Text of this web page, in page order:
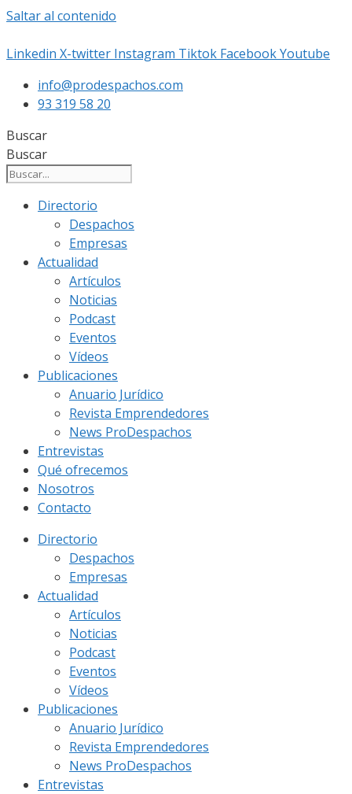
Saltar al contenido
Linkedin X-twitter Instagram Tiktok FacebookYoutube
info@prodespachos.com
93 319 58 20
Buscar
Buscar
Directorio
Despachos
Empresas
Actualidad
Artículos
Noticias
Podcast
Eventos
Vídeos
Publicaciones
Anuario Jurídico
Revista Emprendedores
News ProDespachos
Entrevistas
Qué ofrecemos
Nosotros
Contacto
Directorio
Despachos
Empresas
Actualidad
Artículos
Noticias
Podcast
Eventos
Vídeos
Publicaciones
Anuario Jurídico
Revista Emprendedores
News ProDespachos
Entrevistas